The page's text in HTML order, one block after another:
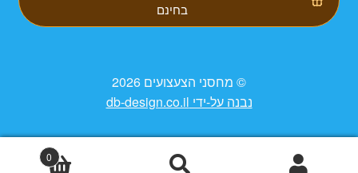
בחינם
© מחסני הצעצועים 2026
נבנה על-ידי db-design.co.il
0